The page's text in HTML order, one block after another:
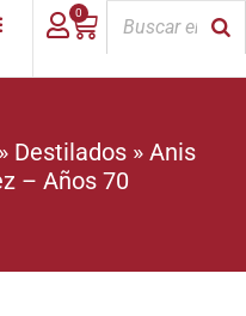
0
» Destilados » Anis
– Años 70